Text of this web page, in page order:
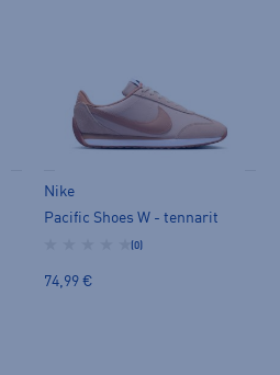
Nike
Pacific Shoes W - tennarit
(0)
74,99 €